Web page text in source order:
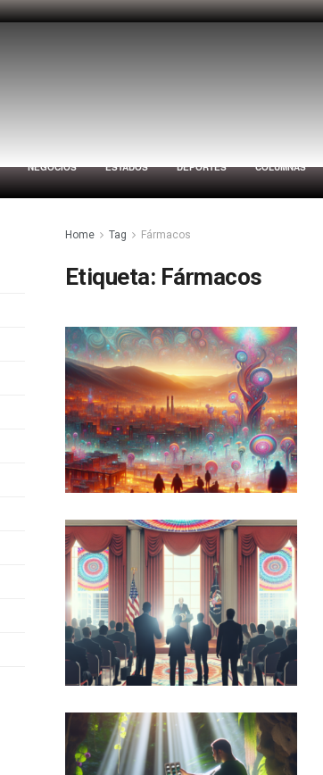
NEGOCIOS ESTADOS DEPORTES COLUMNAS
Home Tag Fármacos
Etiqueta: Fármacos